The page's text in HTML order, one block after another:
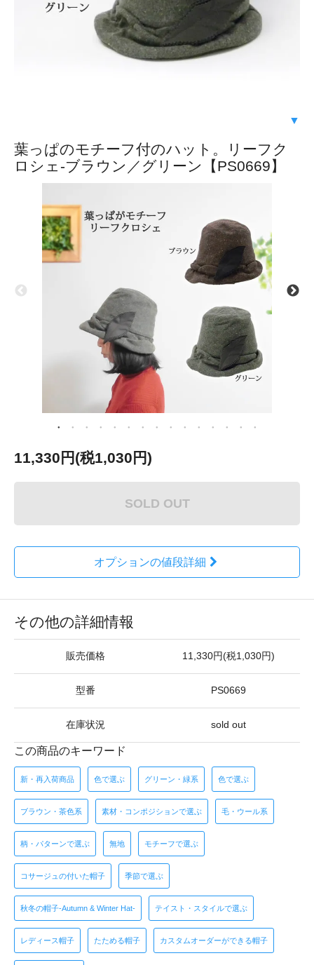
▼
葉っぱのモチーフ付のハット。リーフク
ロシェ-ブラウン／グリーン【PS0669】
11,330円(税1,030円)
SOLD OUT
オプションの値段詳細
その他の詳細情報
販売価格 11,330円(税1,030円)
型番 PS0669
在庫状況 sold out
この商品のキーワード
新・再入荷商品 色で選ぶ グリーン・緑系 色で選ぶ
ブラウン・茶色系 素材・コンポジションで選ぶ 毛・ウール系
柄・パターンで選ぶ 無地 モチーフで選ぶ
コサージュの付いた帽子 季節で選ぶ
秋冬の帽子-Autumn & Winter Hat- テイスト・スタイルで選ぶ
レディース帽子 たためる帽子 カスタムオーダーができる帽子